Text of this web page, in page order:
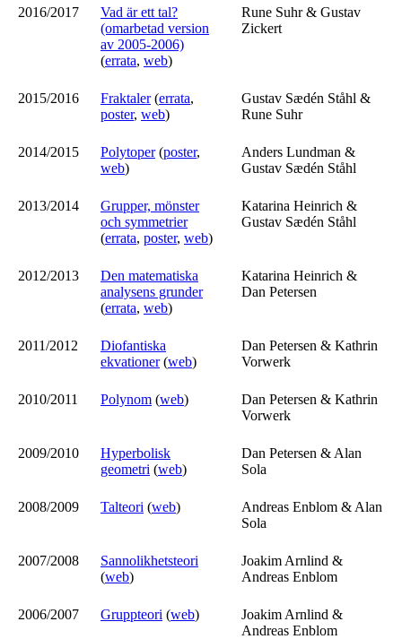
2016/2017
Vad är ett tal?
(omarbetad version
av 2005-2006)
(errata, web)
Rune Suhr & Gustav
Zickert
2015/2016 Fraktaler(errata,
poster, web)
Gustav Sædén Ståhl &
Rune Suhr
2014/2015 Polytoper(poster,
web)
Anders Lundman &
Gustav Sædén Ståhl
2013/2014
Grupper, mönster
och symmetrier
(errata, poster, web)
Katarina Heinrich &
Gustav Sædén Ståhl
2012/2013
Den matematiska
analysens grunder
(errata, web)
Katarina Heinrich &
Dan Petersen
2011/2012
Diofantiska
ekvationer(web)
Dan Petersen & Kathrin
Vorwerk
2010/2011 Polynom (web)
Dan Petersen & Kathrin
Vorwerk
2009/2010
Hyperbolisk
geometri (web)
Dan Petersen & Alan
Sola
2008/2009 Talteori (web)
Andreas Enblom & Alan
Sola
2007/2008
Sannolikhetsteori
(web)
Joakim Arnlind &
Andreas Enblom
2006/2007 Gruppteori (web)
Joakim Arnlind &
Andreas Enblom